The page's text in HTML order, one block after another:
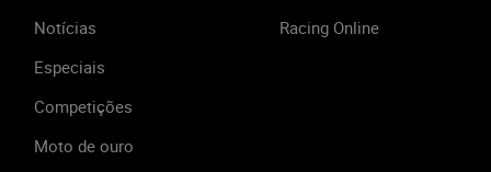
Notícias
Especiais
Competições
Moto de ouro
Racing Online